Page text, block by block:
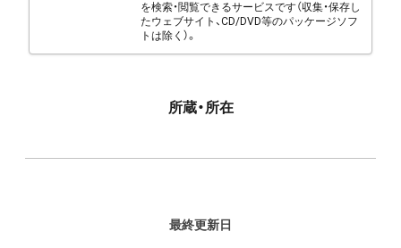
を検索・閲覧できるサービスです（収集・保存し
たウェブサイト、CD/DVD等のパッケージソフ
トは除く）。
所蔵・所在
最終更新日